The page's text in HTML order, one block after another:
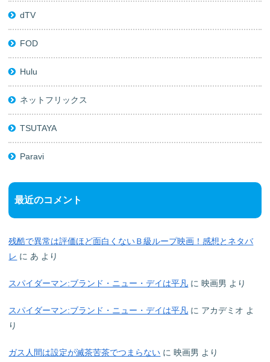
dTV
FOD
Hulu
ネットフリックス
TSUTAYA
Paravi
最近のコメント
残酷で異常は評価ほど面白くないＢ級ループ映画！感想とネタバ
レ に あ より
スパイダーマン:ブランド・ニュー・デイは平凡 に映画男 より
スパイダーマン:ブランド・ニュー・デイは平凡 に アカデミオ よ
り
ガス人間は設定が滅茶苦茶でつまらない に映画男 より